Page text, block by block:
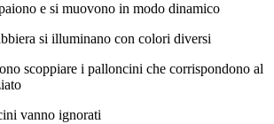
e si muovono in modo dinamico
si illuminano con colori diversi
scoppiare i palloncini che corrispondono al
vanno ignorati